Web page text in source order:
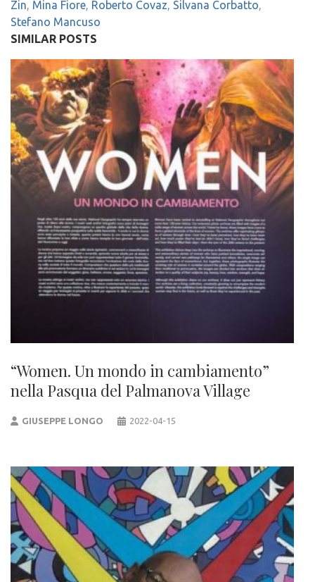
Zin, Mina Fiore, Roberto Covaz, Silvana Corbatto,
Stefano Mancuso
SIMILAR POSTS
“Women. Un mondo in cambiamento”
nella Pasqua del Palmanova Village
GIUSEPPE LONGO 2022-04-15